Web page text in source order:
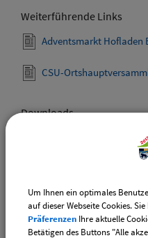
Weiterführende Links
Adventsmarkt Hofladen
CSU-
Downloads
Den gewählten Termin
downloaden
Um Ihnen ein optimales
auf dieser Webseite Cookies.
Präferenzen Ihre aktuelle
Betätigen des Buttons "Alle